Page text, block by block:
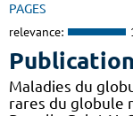
PAGES
relevance:
Maladies du
rares du globule